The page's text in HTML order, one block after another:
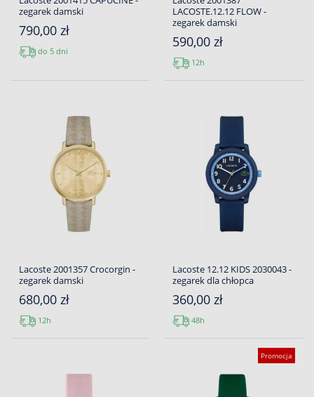
zegarek damski
790,00 zł
do 5 dni
LACOSTE.12.12 FLOW -
zegarek damski
590,00 zł
12h
Lacoste 2001357 Crocorgin -
zegarek damski
680,00 zł
12h
Lacoste 12.12 KIDS 2030043 -
zegarek dla chłopca
360,00 zł
48h
Promocja